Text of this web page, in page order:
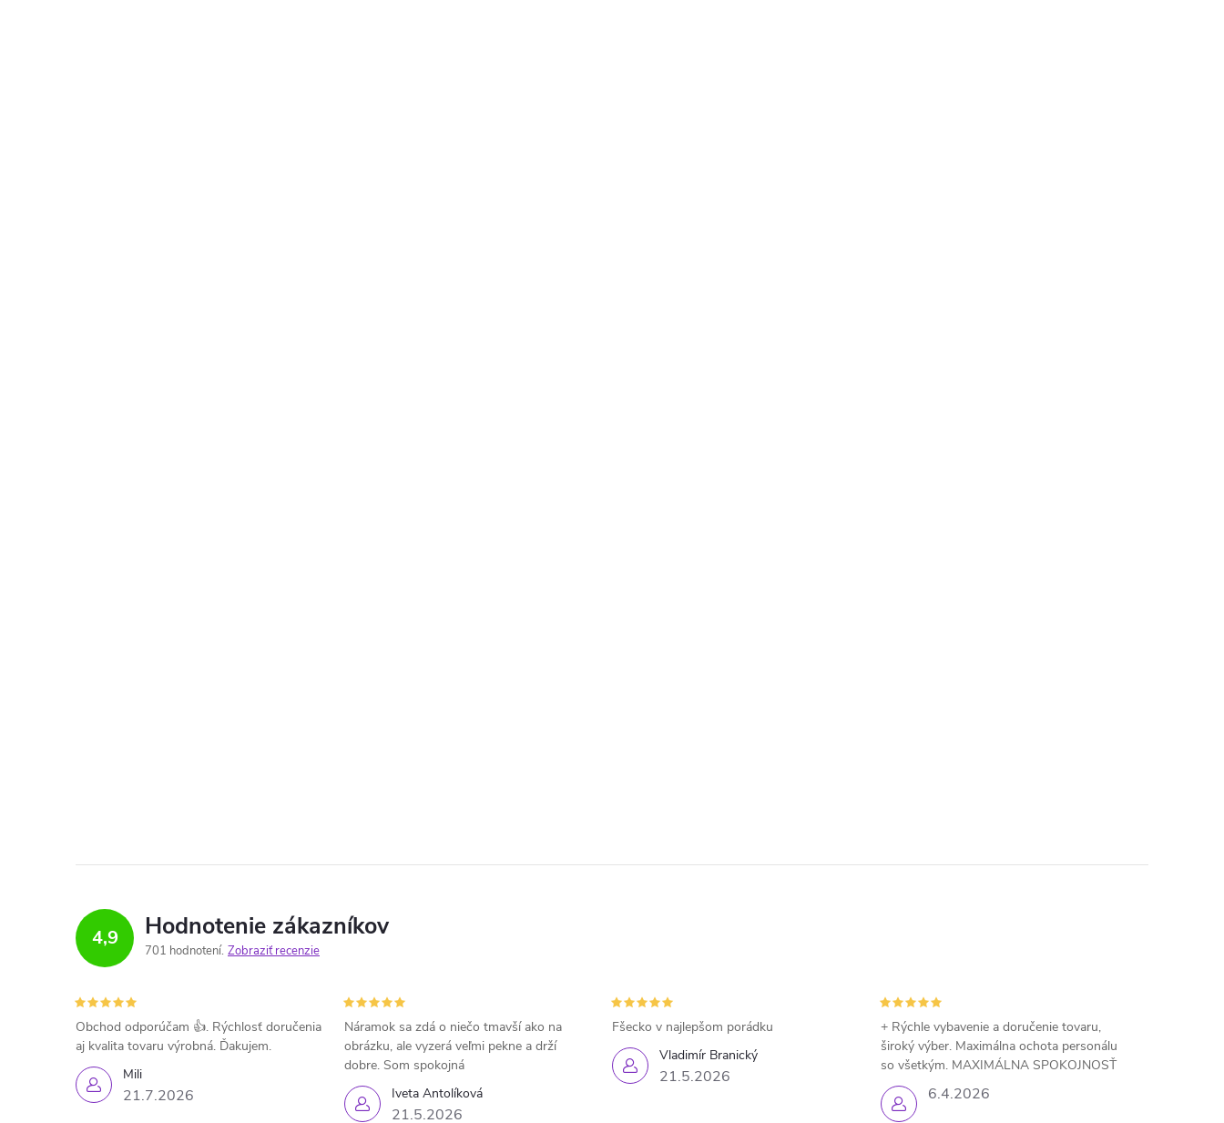
4,9 Hodnotenie zákazníkov
701 hodnotení Zobraziť recenzie
Mili
21.7.2026
Obchod odporúčam 👍. Rýchlosť doručenia
aj kvalita tovaru výrobná. Ďakujem.
Iveta Antolíková
21.5.2026
Náramok sa zdá o niečo tmavší ako na
obrázku, ale vyzerá veľmi pekne a drží
dobre. Som spokojná
Vladimír Branický
21.5.2026
Fšecko v najlepšom porádku
6.4.2026
+ Rýchle vybavenie a doručenie tovaru,
široký výber. Maximálna ochota personálu
so všetkým. MAXIMÁLNA SPOKOJNOSŤ